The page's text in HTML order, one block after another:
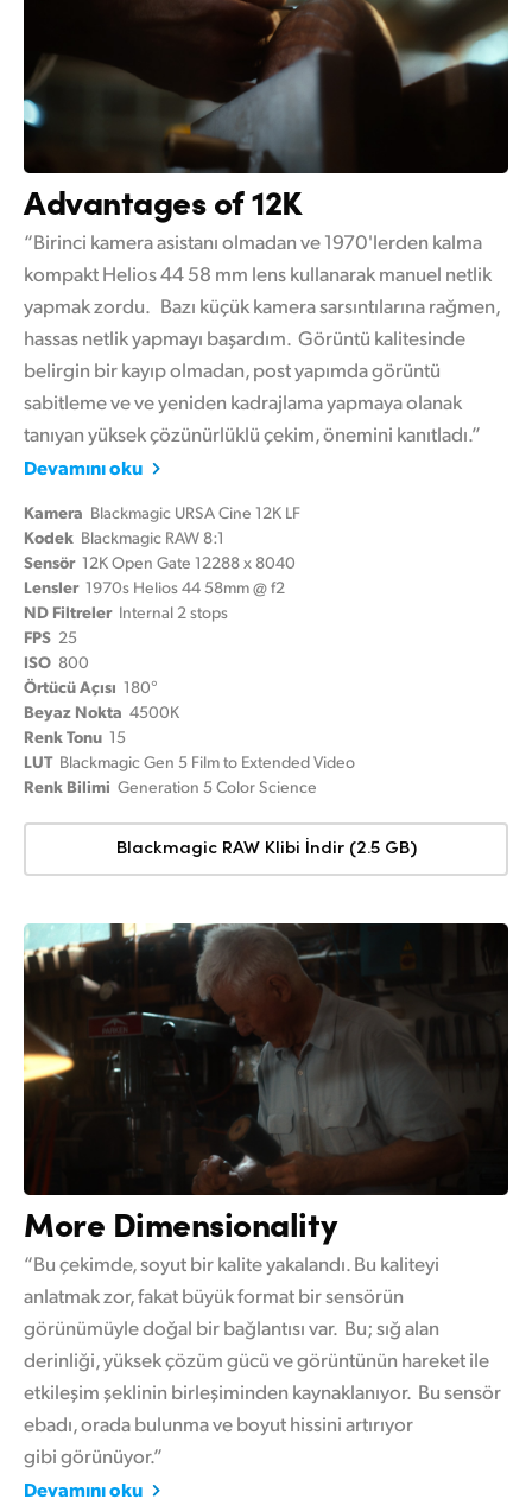
Advantages of 12K
“Birinci kamera asistanı olmadan ve 1970'lerden kalma
kompakt Helios 44 58 mm lens kullanarak manuel netlik
yapmak zordu. Bazı küçük kamera sarsıntılarına rağmen,
hassas netlik yapmayı başardım. Görüntü kalitesinde
belirgin bir kayıp olmadan, post yapımda görüntü
sabitleme ve ve yeniden kadrajlama yapmaya olanak
tanıyan yüksek çözünürlüklü çekim, önemini kanıtladı.”
Devamını oku
Kamera Blackmagic URSA Cine 12K LF
Kodek Blackmagic RAW 8:1
Sensör 12K Open Gate 12288 x 8040
Lensler 1970s Helios 44 58mm @ f2
ND Filtreler Internal 2 stops
FPS 25
ISO 800
Örtücü Açısı 180°
Beyaz Nokta 4500K
Renk Tonu 15
LUT Blackmagic Gen 5 Film to Extended Video
Renk Bilimi Generation 5 Color Science
Blackmagic RAW Klibi İndir (2.5 GB)
More Dimensionality
“Bu çekimde, soyut bir kalite yakalandı. Bu kaliteyi
anlatmak zor, fakat büyük format bir sensörün
görünümüyle doğal bir bağlantısı var. Bu; sığ alan
derinliği, yüksek çözüm gücü ve görüntünün hareket ile
etkileşim şeklinin birleşiminden kaynaklanıyor. Bu sensör
ebadı, orada bulunma ve boyut hissini artırıyor
gibi görünüyor.”
Devamını oku